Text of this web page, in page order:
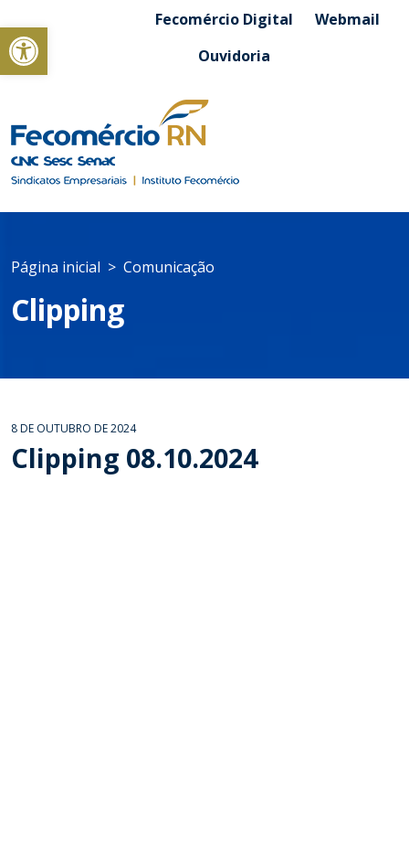
Abrir a barra de ferramentasFecomércio Digital
Webmail
Ouvidoria
Página inicial Comunicação
Clipping
8 DE OUTUBRO DE 2024
Clipping 08.10.2024